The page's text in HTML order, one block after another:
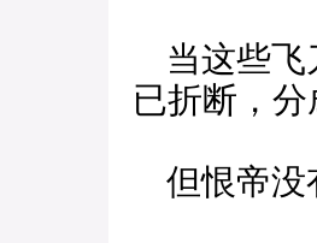
当这些飞
已折断，
但恨帝没